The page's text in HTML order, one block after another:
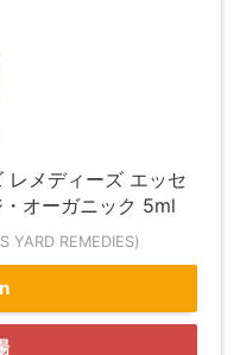
レメディーズ エッセ
オーガニック 5ml
YARD REMEDIES)